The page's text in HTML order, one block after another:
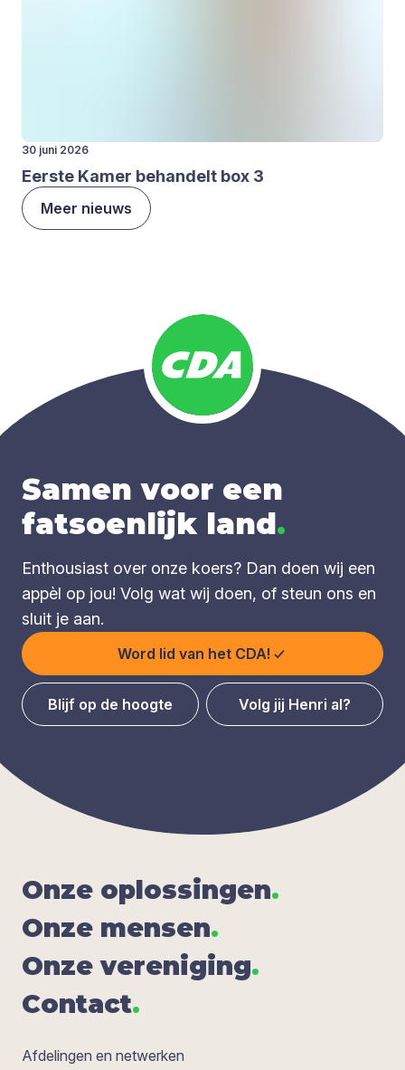
30 juni 2026
Eer­ste Kamer behan­delt box 3
Meer nieuws
Samen voor een
fatsoenlijk land.
Enthousiast over onze koers? Dan doen wij een
appèl op jou! Volg wat wij doen, of steun ons en
sluit je aan.
Word lid van het CDA!
Blijf op de hoogte Volg jij Henri al?
Onze oplos­sin­gen.
Onze men­sen.
Onze ver­e­ni­ging.
Con­tact.
Afdelingen en netwerken